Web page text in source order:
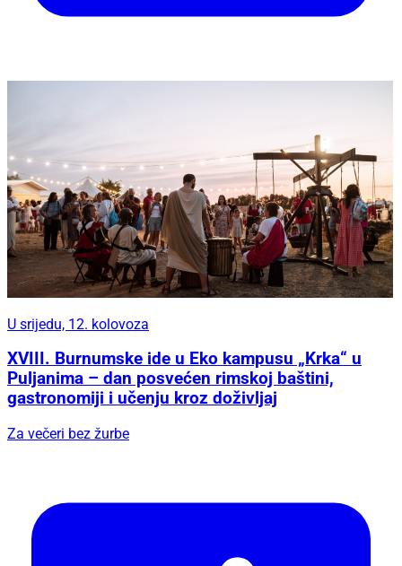
U srijedu, 12. kolovoza
XVIII. Burnumske ide u Eko kampusu „Krka“ u
Puljanima – dan posvećen rimskoj baštini,
gastronomiji i učenju kroz doživljaj
Za večeri bez žurbe